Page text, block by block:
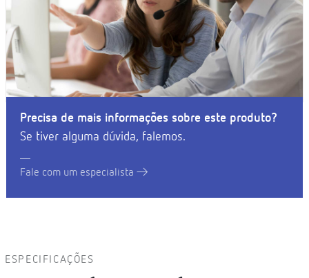
Precisa de mais informações sobre este produto?
Se tiver alguma dúvida, falemos.
Fale com um especialista
ESPECIFICAÇÕES